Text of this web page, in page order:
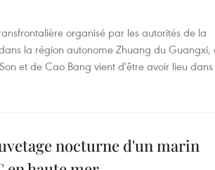
organisé par les autorités de la
la région autonome Zhuang du Guangxi,
et de Cao Bang vient d'être avoir lieu
nocturne d'un marin